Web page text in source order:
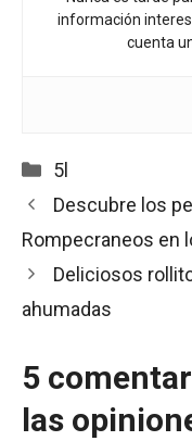
información
cuenta
Categorías
5l
Descubre los
Rompecraneos en
Deliciosos
ahumadas
5
las